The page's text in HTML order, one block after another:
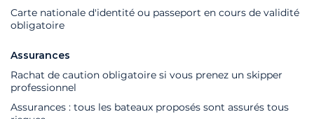
Carte nationale d'identité ou passeport en cours de validité
obligatoire
Assurances
Rachat de caution obligatoire si vous prenez un skipper
professionnel
Assurances : tous les bateaux proposés sont assurés tous